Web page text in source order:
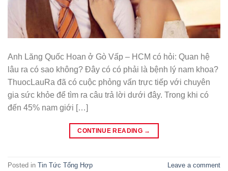
Anh Lăng Quốc Hoan ở Gò Vấp – HCM có hỏi: Quan hệ
lâu ra có sao không? Đây có có phải là bệnh lý nam khoa?
ThuocLauRa đã có cuộc phỏng vấn trực tiếp với chuyên
gia sức khỏe để tìm ra câu trả lời dưới đây. Trong khi có
đến 45% nam giới […]
CONTINUE READING →
Posted in Tin Tức Tổng Hợp Leave a comment